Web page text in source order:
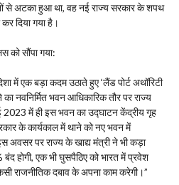
से अटका हुआ था, वह नई राज्य सरकार के शपथ
दिया गया है।
को सौंपा गया:
में एक बड़ा कदम उठाते हुए ‘लैंड पोर्ट अथॉरिटी
नवनिर्मित भवन आधिकारिक तौर पर राज्य
2023 में ही इस भवन का उद्घाटन केंद्रीय गृह
के कार्यकाल में थाने को नए भवन में
अवसर पर राज्य के खाद्य मंत्री ने भी कड़ा
होगी, एक भी घुसपैठिए को भारत में प्रवेश
राजनीतिक दबाव के अपना काम करेगी।”